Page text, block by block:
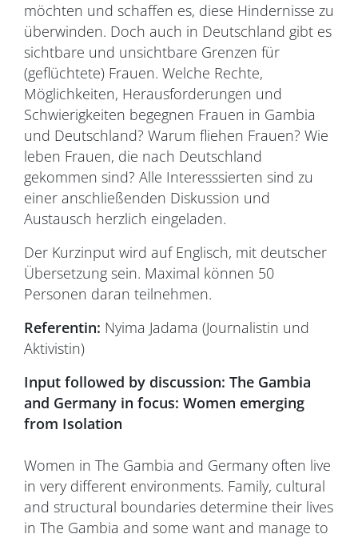
möchten und schaffen es, diese Hindernisse zu
überwinden. Doch auch in Deutschland gibt es
sichtbare und unsichtbare Grenzen für
(geflüchtete) Frauen. Welche Rechte,
Möglichkeiten, Herausforderungen und
Schwierigkeiten begegnen Frauen in Gambia
und Deutschland? Warum fliehen Frauen? Wie
leben Frauen, die nach Deutschland
gekommen sind? Alle Interesssierten sind zu
einer anschließenden Diskussion und
Austausch herzlich eingeladen.
Der Kurzinput wird auf Englisch, mit deutscher
Übersetzung sein. Maximal können 50
Personen daran teilnehmen.
Referentin: Nyima Jadama (Journalistin und
Aktivistin)
Input followed by discussion: The Gambia
and Germany in focus: Women emerging
from Isolation
Women in The Gambia and Germany often live
in very different environments. Family, cultural
and structural boundaries determine their lives
in The Gambia and some want and manage to